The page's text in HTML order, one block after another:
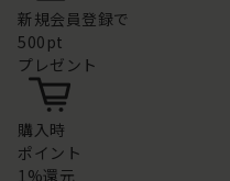
新規会員登録で
500pt
プレゼント
購入時
ポイント
1%還元